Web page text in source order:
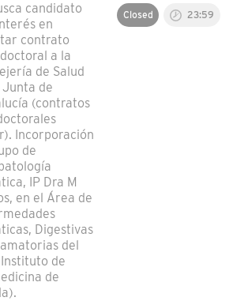
candidato
en
contrato
a la
de Salud
Junta de
(contratos
Incorporación
de
IP Dra M
en el Área de
Digestivas
del
de
de
Closed 23:59